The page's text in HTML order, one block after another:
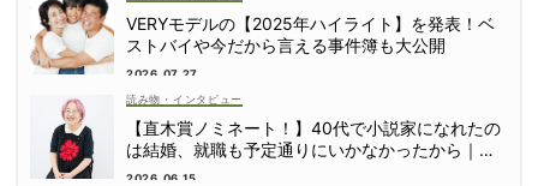
VERYモデルの【2025年ハイライト】を発表！ベ
ストバイや今だから言える事件簿も大公開
2026.07.27
読み物・インタビュー
【直木賞ノミネート！】40代で小説家になれたの
は結婚、就職も予定通りにいかなかったから｜朝
倉かすみさん
2026.06.15